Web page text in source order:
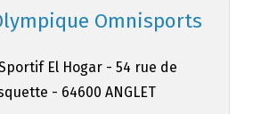
Omnisports
El Hogar - 54 rue de
- 64600 ANGLET